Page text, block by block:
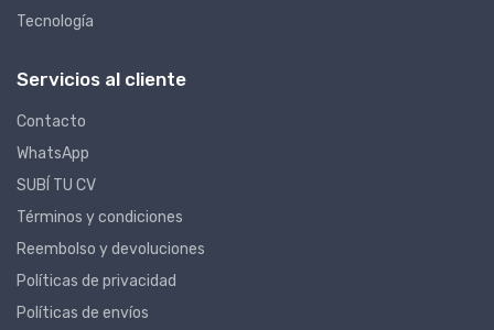
Tecnología
Servicios al cliente
Contacto
WhatsApp
SUBÍ TU CV
Términos y condiciones
Reembolso y devoluciones
Políticas de privacidad
Políticas de envíos